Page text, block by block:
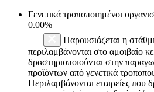
Γενετικά τροποποιημένοι
0.00%
Παρουσιάζεται η
περιλαμβάνονται στο αμοιβαίο
δραστηριοποιούνται στην
προϊόντων από γενετικά
Περιλαμβάνονται εταιρείες που